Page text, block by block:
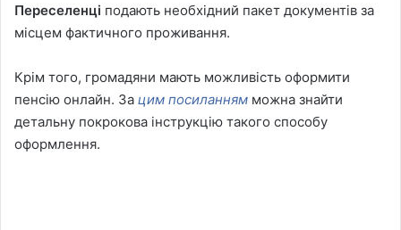
Переселенці подають необхідний пакет документів за
місцем фактичного проживання.
Крім того, громадяни мають можливість оформити
пенсію онлайн. За цим посиланням можна знайти
детальну покрокова інструкцію такого способу
оформлення.